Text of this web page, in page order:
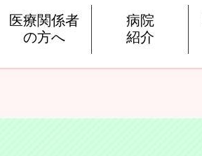
医療関係者
の方へ
病院
紹介